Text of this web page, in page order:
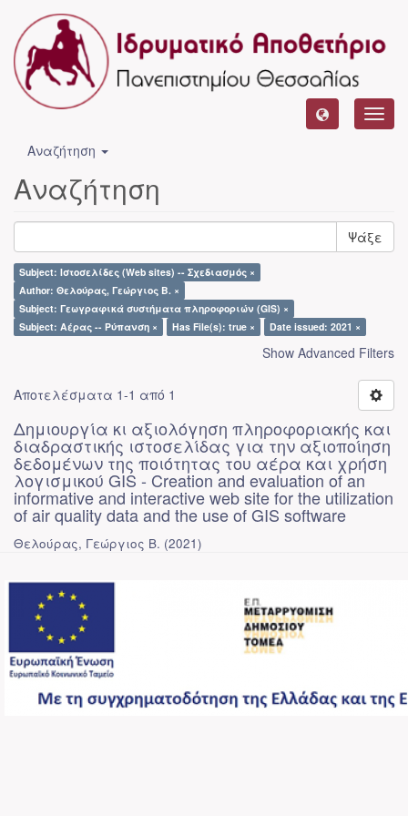
Αναζήτηση
Αναζήτηση
Ψάξε
Subject: Ιστοσελίδες (Web sites) -- Σχεδιασμός ×
Author: Θελούρας, Γεώργιος Β. ×
Subject: Γεωγραφικά συστήματα πληροφοριών (GIS) ×
Subject: Αέρας -- Ρύπανση ×
Has File(s): true × Date issued: 2021 ×
Show Advanced Filters
Αποτελέσματα 1-1 από 1
Δημιουργία κι αξιολόγηση πληροφοριακής και
διαδραστικής ιστοσελίδας για την αξιοποίηση
δεδομένων της ποιότητας του αέρα και χρήση
λογισμικού GIS - Creation and evaluation of an
informative and interactive web site for the utilization
of air quality data and the use of GIS software
Θελούρας, Γεώργιος Β. (2021)